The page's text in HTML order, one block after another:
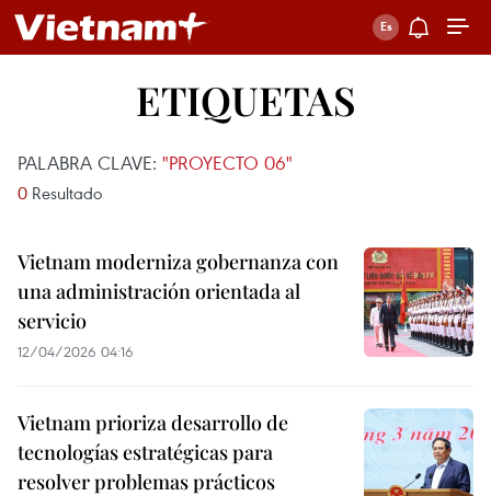
ETIQUETAS
PALABRA CLAVE: "PROYECTO 06"
0 Resultado
Vietnam moderniza gobernanza con
una administración orientada al
servicio
12/04/2026 04:16
Vietnam prioriza desarrollo de
tecnologías estratégicas para
resolver problemas prácticos